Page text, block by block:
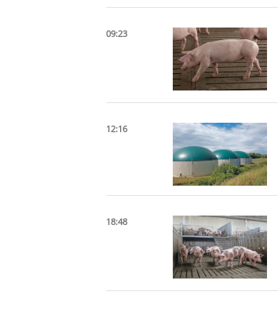
09:23
12:16
18:48